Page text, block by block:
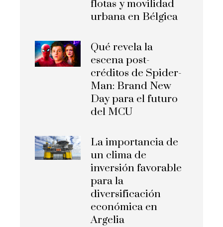
flotas y movilidad
urbana en Bélgica
Qué revela la
escena post-
créditos de Spider-
Man: Brand New
Day para el futuro
del MCU
La importancia de
un clima de
inversión favorable
para la
diversificación
económica en
Argelia